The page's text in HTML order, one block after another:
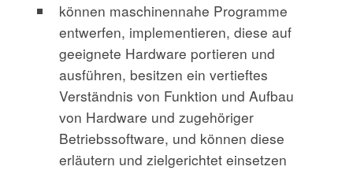
können maschinennahe Programme
entwerfen, implementieren, diese auf
geeignete Hardware portieren und
ausführen, besitzen ein vertieftes
Verständnis von Funktion und Aufbau
von Hardware und zugehöriger
Betriebssoftware, und können diese
erläutern und zielgerichtet einsetzen